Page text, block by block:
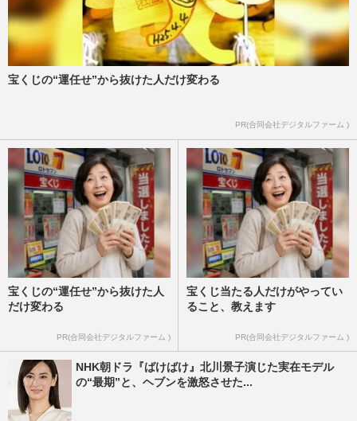
宝くじの“運任せ”から抜けた人だけ変わる
PR(合同会社デジタルファーム )
宝くじの“運任せ”から抜けた人
だけ変わる
PR(合同会社デジタルファーム )
宝くじ当たる人だけがやってい
ること、教えます
PR(合同会社デジタルファーム )
NHK朝ドラ『ばけばけ』北川景子演じた実在モデル
の“最期”と、ヘブンを激怒させた...